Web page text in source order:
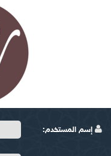
إسم المستخدم: